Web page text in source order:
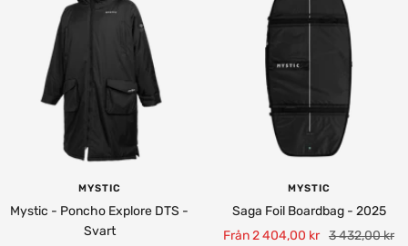
MYSTIC
Mystic - Poncho Explore DTS -
Svart
MYSTIC
Saga Foil Boardbag - 2025
Rea-
Från 2 404,00 kr Pris
3 432,00 kr